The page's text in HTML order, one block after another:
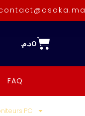
0د.م.
FAQ
PC